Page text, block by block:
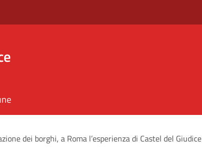
dei borghi, a Roma l’esperienza di Castel del Giudice